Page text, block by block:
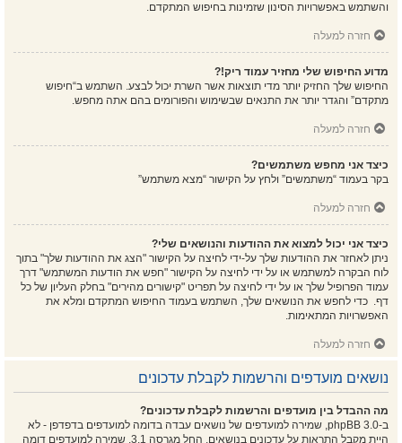
והשתמש באפשרויות הסינון שזמינות בחיפוש המתקדם.
חזרה למעלה
מדוע החיפוש שלי מחזיר עמוד ריק!?
החיפוש שלך החזיק יותר מדי תוצאות אשר השרת יכול לבצע. השתמש ב“חיפוש
מתקדם” והגדר יותר את התנאים שבשימוש והפורומים בהם אתה מחפש.
חזרה למעלה
כיצד אני מחפש משתמשים?
בקר בעמוד “משתמשים” ולחץ על הקישור “מצא משתמש”
חזרה למעלה
כיצד אני יכול למצוא את ההודעות והנושאים שלי?
ניתן לאחזר את ההודעות שלך על-ידי לחיצה על הקישור "הצג את ההודעות שלך" בתוך
לוח הבקרה למשתמש או על ידי לחיצה על הקישור "חפש את הודעות המשתמש" דרך
עמוד הפרופיל שלך או על ידי לחיצה על תפריט "קישורים מהירים" בחלק העליון של כל
דף. כדי לחפש את הנושאים שלך, השתמש בעמוד החיפוש המתקדם ומלא את
האפשרויות המתאימות.
חזרה למעלה
נושאים מועדפים והרשמות לקבלת עדכונים
מה ההבדל בין מועדפים והרשמות לקבלת עדכונים?
ב-phpBB 3.0, שמירה למועדפים של נושאים עבדה בדומה למועדפים בדפדפן - לא
היית מקבל התראות על עדכונים בנושאים. החל מגרסה 3.1, שמירה למועדפים דומה